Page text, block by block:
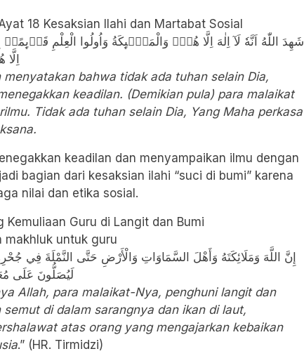
18 Kesaksian Ilahi dan Martabat Sosial
شَهِدَ اللّٰهُ اَنَّهٗ لَآ اِلٰهَ اِلَّا هُوَۙ وَالْمَلٰۤىِٕكَةُ وَاُولُوا الْعِلْمِ
اِلَّا
menyatakan bahwa tidak ada tuhan selain Dia,
keadilan. (Demikian pula) para malaikat
Tidak ada tuhan selain Dia, Yang Maha perkasa
keadilan dan menyampaikan ilmu dengan
bagian dari kesaksian ilahi “suci di bumi” karena
nilai dan etika sosial.
Kemuliaan Guru di Langit dan Bumi
makhluk untuk guru
إِنَّ اللَّهَ وَمَلَائِكَتَهُ وَأَهْلَ السَّمَاوَاتِ وَالْأَرْضِ حَتَّى النَّمْلَةَ فِي
لَيُصَلُّونَ عَلَى
Allah, para malaikat-Nya, penghuni langit dan
semut di dalam sarangnya dan ikan di laut,
atas orang yang mengajarkan kebaikan
.” (HR. Tirmidzi)